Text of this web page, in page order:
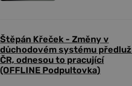
Štěpán Křeček - Změny v
důchodovém systému
ČR, odnesou to pracující
(OFFLINE Podpultovka)